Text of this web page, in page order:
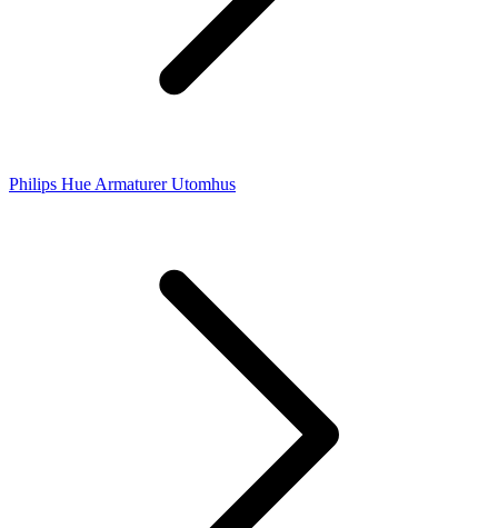
Philips Hue Armaturer Utomhus